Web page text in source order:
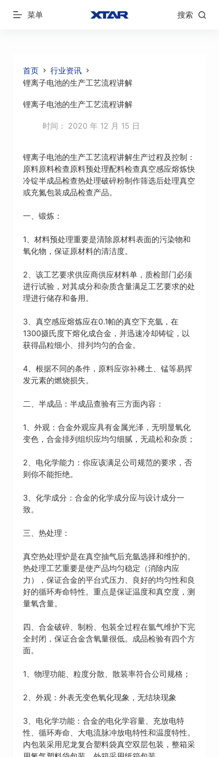
跳
菜单 搜索
首页
行业资讯
锂离子电池的生产工艺流程讲解
锂离子电池的生产工艺流程讲解
时间： 2020 年 12 月 15 日
锂离子电池的生产工艺流程讲解生产过程及控制：
原料原料检查原料预处理配料检查真空感应熔炼快
冷锭半成品检查热处理破碎粉制作筛选后处理真空
或充氮包装成品检查产品。
一、锻炼：
1、材料预处理重要是清除原材料表面的污染物和
氧化物，保证原材料的清洁度。
2、该工艺要求供应商供应材料单，质检部门必须
进行试验，对其成分和杂质含量满足工艺要求的处
理进行储存和备用。
3、真空感应熔炼应在0.1帕的真空下充氩，在
1300摄氏度下熔化成合金，并迅速冷却铸锭，以
获得晶粒细小、排列均匀的合金。
4、根据不同的条件，原料应弥补稀土、锰等易挥
发元素的燃烧损失。
二、半成品：半成品查验有三方面内容：
1、外观：合金外观应具有金属光泽，无明显氧化
变色，合金排列组织应均匀细腻，无疏松和杂质；
2、电化学能力：你应该满足公司规范的要求，否
则你不能拒绝。
3、化学成分：合金的化学成分应与设计成分一
致。
三、热处理：
真空热处理炉是在真空抽气后充氩选择和维护的。
热处理工艺重要是使产品均匀稳定（消除内应
力），保证合金的平台式压力、良好的均匀性和良
好的循环寿命特性。重点是保证温度和真空度，测
量氧含量。
四、合金破碎、制粉、包装全过程在氩气维护下完
全封闭，保证合金含氧量很低。成品检验有四个方
面。
1、物理功能、粒度分散、散装率符合公司规格；
2、外观：外表无变色氧化现象，无结块现象
3、电化学功能：合金的电化学容量、充放电特
性、循环寿命、大电流脉冲放电特性和温度特性。
内包装采用尼龙复合塑料袋真空双层包装，整箱采